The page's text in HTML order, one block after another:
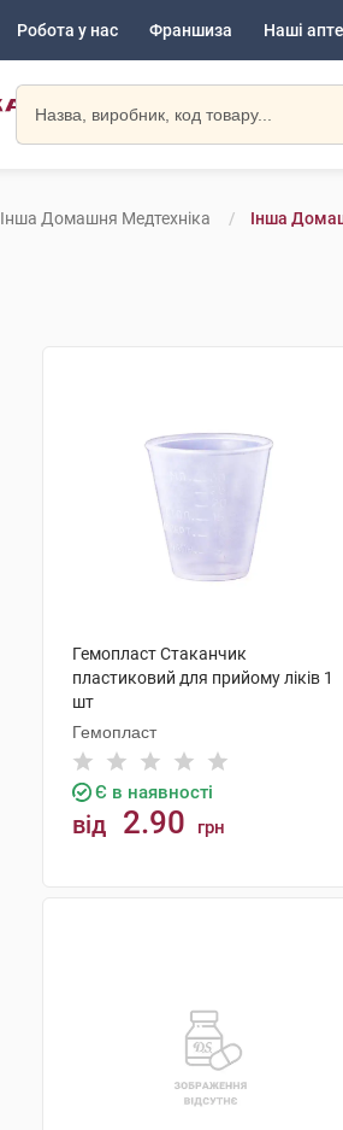
Робота у нас Франшиза Наші
Інша Домашня Медтехніка Інша
Гемопласт Стаканчик
пластиковий для прийому ліків 1
шт
Гемопласт
Є в наявності
від 2.90 грн